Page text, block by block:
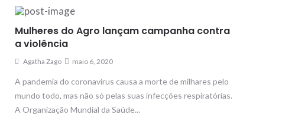
Mulheres do Agro lançam campanha contra
a violência
Agatha Zago maio 6, 2020
A pandemia do coronavírus causa a morte de milhares pelo
mundo todo, mas não só pelas suas infecções respiratórias.
A Organização Mundial da Saúde...